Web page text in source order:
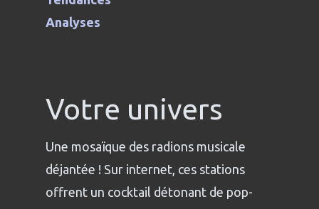
Analyses
Votre univers
Une mosaïque des radions musicale
déjantée ! Sur internet, ces stations
offrent un cocktail détonant de pop-